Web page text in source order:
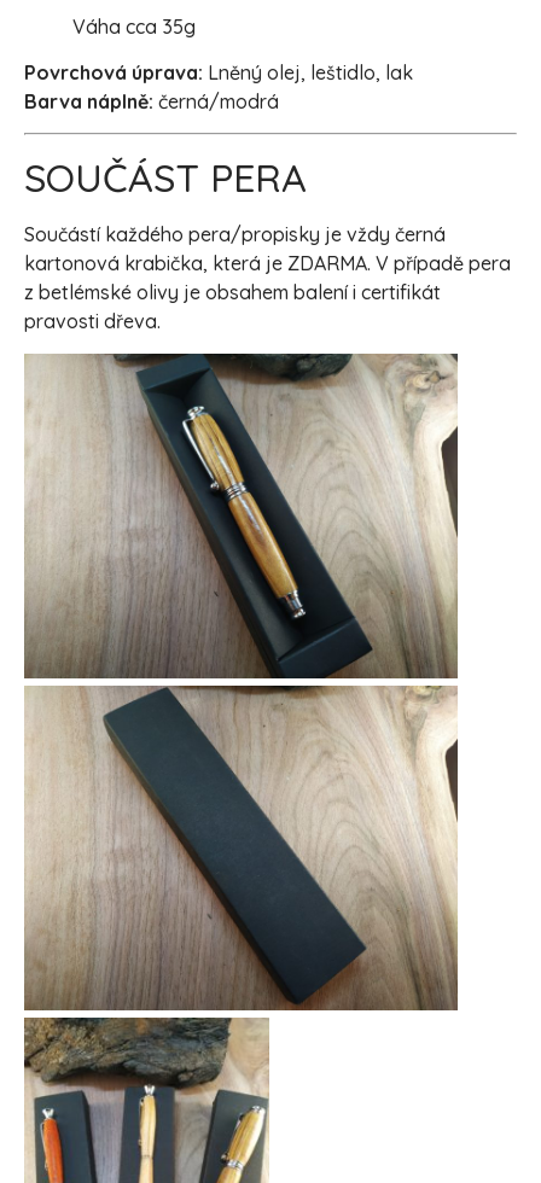
Váha cca 35g
Povrchová úprava: Lněný olej, leštidlo, lak
Barva náplně: černá/modrá
SOUČÁST PERA
Součástí každého pera/propisky je vždy černá
kartonová krabička, která je ZDARMA. V případě pera
z betlémské olivy je obsahem balení i certifikát
pravosti dřeva.